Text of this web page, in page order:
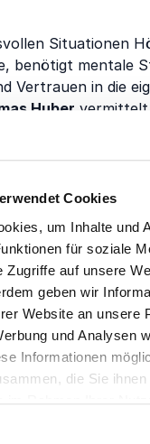
Cookies
um Inhalte und
für soziale
Zugriffe auf unsere
geben wir
Website an unsere
und Analysen
Informationen
die Sie
Situationen
benötigt mentale
Vertrauen in die
Huber vermittelt
auch unter
Grenzen
Grundlage
Leistung
die Sinn in
Ziele verfolgen,
engagiert.
dort, wo Motivation,
und Vertrauen
gezielt